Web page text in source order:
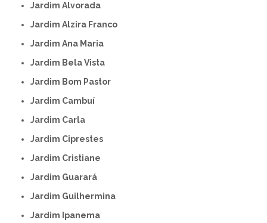
Jardim Alvorada
Jardim Alzira Franco
Jardim Ana Maria
Jardim Bela Vista
Jardim Bom Pastor
Jardim Cambuí
Jardim Carla
Jardim Ciprestes
Jardim Cristiane
Jardim Guarará
Jardim Guilhermina
Jardim Ipanema